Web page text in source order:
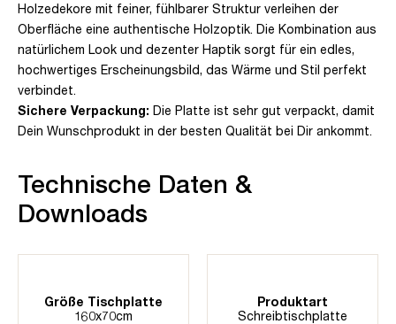
Holzedekore mit feiner, fühlbarer Struktur verleihen der
Oberfläche eine authentische Holzoptik. Die Kombination aus
natürlichem Look und dezenter Haptik sorgt für ein edles,
hochwertiges Erscheinungsbild, das Wärme und Stil perfekt
verbindet.
Sichere Verpackung: Die Platte ist sehr gut verpackt, damit
Dein Wunschprodukt in der besten Qualität bei Dir ankommt.
Technische Daten &
Downloads
Größe Tischplatte
160x70cm
Produktart
Schreibtischplatte